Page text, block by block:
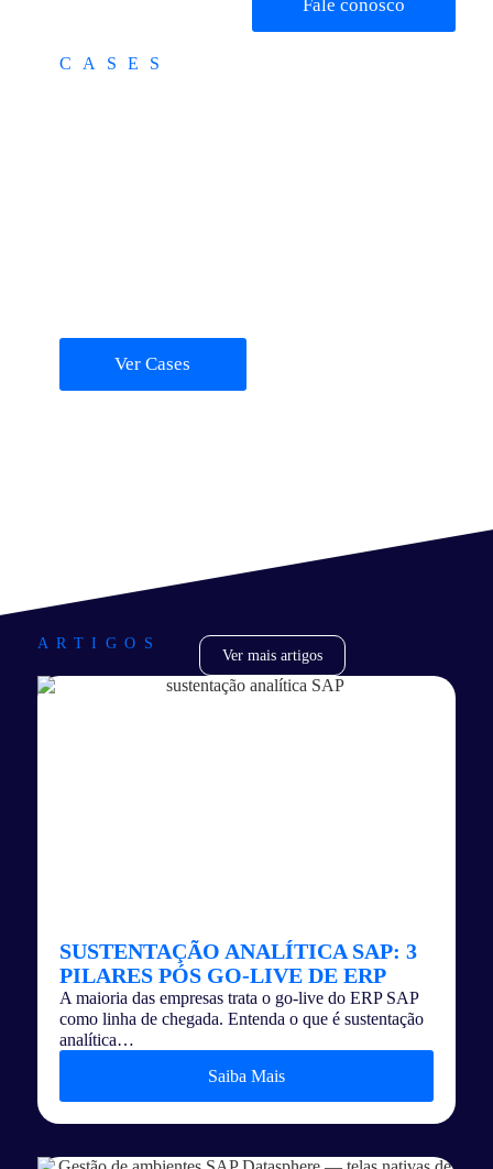
Fale conosco
CASES
Ver Cases
ARTIGOS
Ver mais artigos
SUSTENTAÇÃO ANALÍTICA SAP: 3
PILARES PÓS GO-LIVE DE ERP
A maioria das empresas trata o go-live do ERP SAP
como linha de chegada. Entenda o que é sustentação
analítica…
Saiba Mais